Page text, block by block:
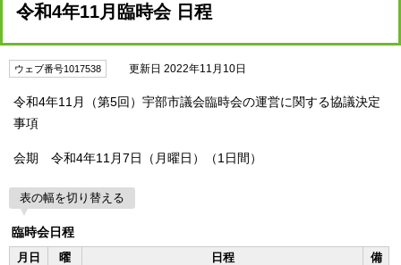
令和4年11月臨時会 日程
ウェブ番号1017538 更新日 2022年11月10日
令和4年11月（第5回）宇部市議会臨時会の運営に関する協議決定
事項
会期 令和4年11月7日（月曜日）（1日間）
表の幅を切り替える
臨時会日程
月日
曜
日程
備